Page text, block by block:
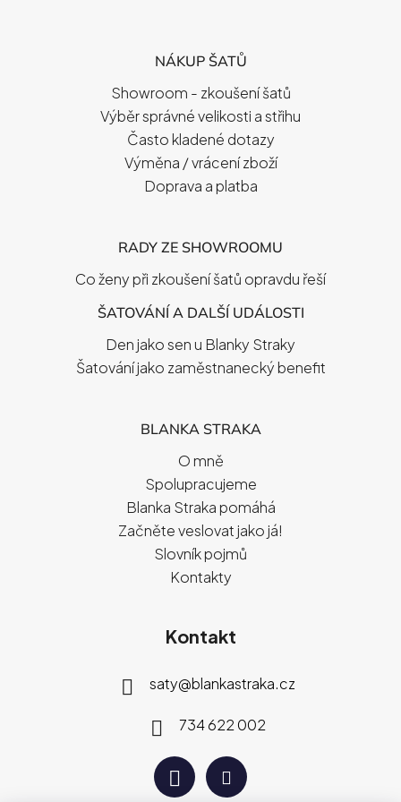
NÁKUP ŠATŮ
Showroom - zkoušení šatů
Výběr správné velikosti a střihu
Často kladené dotazy
Výměna / vrácení zboží
Doprava a platba
RADY ZE SHOWROOMU
Co ženy při zkoušení šatů opravdu řeší
ŠATOVÁNÍ A DALŠÍ UDÁLOSTI
Den jako sen u Blanky Straky
Šatování jako zaměstnanecký benefit
BLANKA STRAKA
O mně
Spolupracujeme
Blanka Straka pomáhá
Začněte veslovat jako já!
Slovník pojmů
Kontakty
Kontakt
saty@blankastraka.cz
734 622 002